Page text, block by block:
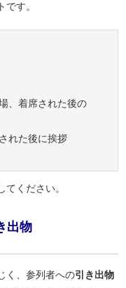
す。
、着席された後の
れた後に挨拶
てください。
出物
く、参列者への引き出物